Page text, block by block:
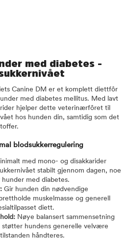
med diabetes -
Canine DM er et komplett diettfôr
med diabetes mellitus. Med lavt
hjelper dette veterinærfôret til
hos hunden din, samtidig som det
blodsukkerregulering
med mono- og disakkarider
stabilt gjennom dagen, noe
med diabetes.
Gir hunden din nødvendige
muskelmasse og generell
diett.
Nøye balansert sammensetning
hundens generelle velvære
håndteres.